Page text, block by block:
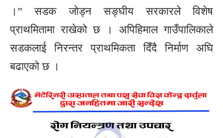
।” सडक जोड्न सङ्घीय सरकारले विशेष
प्राथमितामा राखेको छ । अपिहिमाल गाउँपालिकाले
सडकलाई निरन्तर प्राथमिकता दिँदै निर्माण अघि
बढाएको छ ।